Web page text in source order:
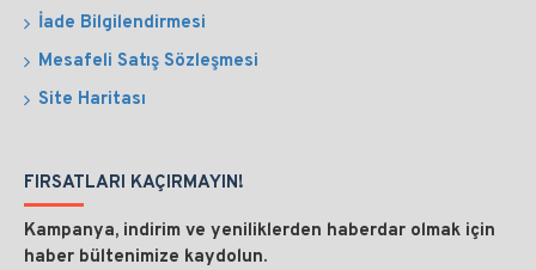
İade Bilgilendirmesi
Mesafeli Satış Sözleşmesi
Site Haritası
FIRSATLARI KAÇIRMAYIN!
Kampanya, indirim ve yeniliklerden haberdar olmak için
haber bültenimize kaydolun.